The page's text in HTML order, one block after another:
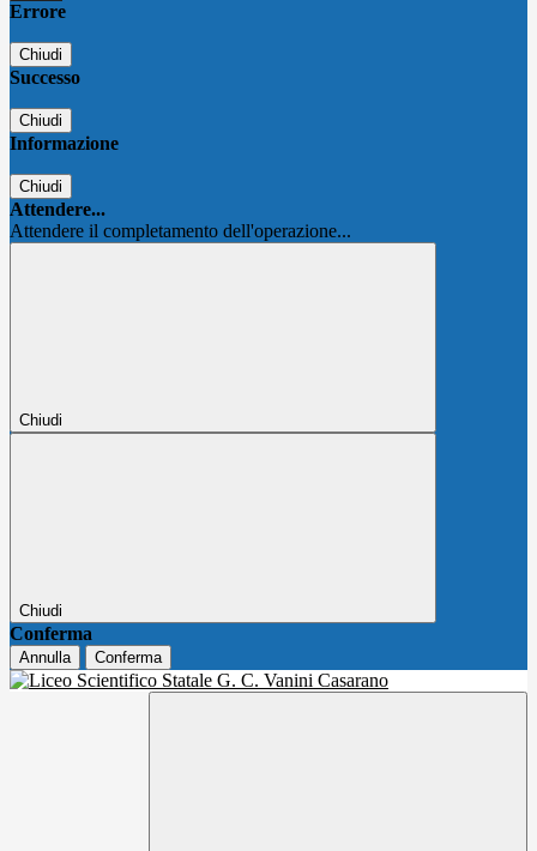
Errore
Chiudi
Successo
Chiudi
Informazione
Chiudi
Attendere...
Attendere il completamento dell'operazione...
Chiudi
Chiudi
Conferma
Annulla Conferma